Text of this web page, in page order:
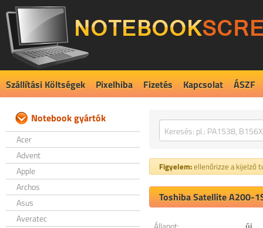
Szállítási Költségek Pixelhiba Fizetés Kapcsolat ÁSZF
Notebook gyártók
Acer
Advent
Apple
Archos
Asus
Averatec
Figyelem:ellenőrizze a kijelző
Toshiba Satellite A200-